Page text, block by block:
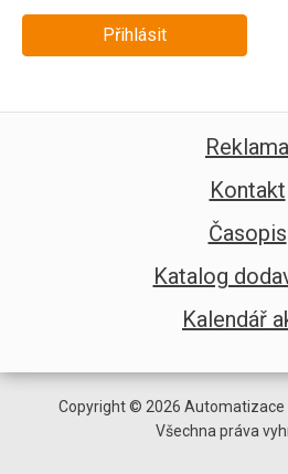
Přihlásit
Reklama
Kontakt
Časopis
Katalog
Kalendář
Copyright © 2026 Automatizace
Všechna práva